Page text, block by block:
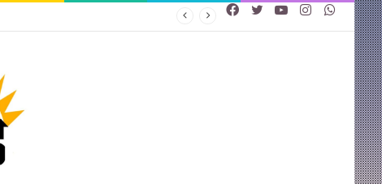
Instagram
YouTube
Twitter
Facebook